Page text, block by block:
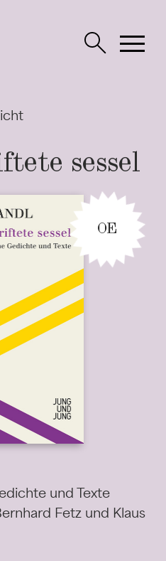
sessel
OE
und Texte
Fetz und Klaus